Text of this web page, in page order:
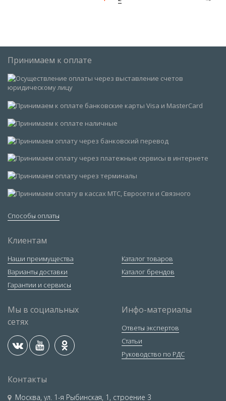
Принимаем к оплате
Способы оплаты
Клиентам
Наши преимущества
Варианты доставки
Гарантии и сервисы
Каталог товаров
Каталог брендов
Мы в социальных
сетях
Инфо-материалы
Ответы экспертов
Статьи
Руководство по РДС
Контакты
Москва, ул. 1-я Рыбинская, 1, строение 3